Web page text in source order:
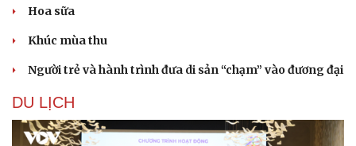
Hoa sữa
Khúc mùa thu
Người trẻ và hành trình đưa di sản “chạm” vào đương đại
DU LỊCH